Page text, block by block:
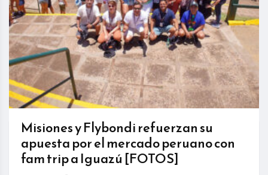
Misiones y Flybondi refuerzan su
apuesta por el mercado peruano con
fam trip a Iguazú [FOTOS]